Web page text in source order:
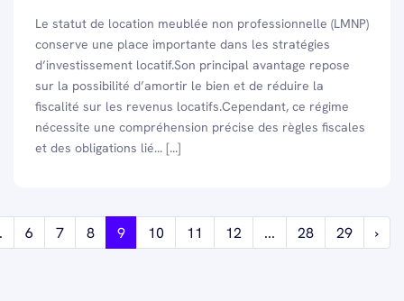
Le statut de location meublée non professionnelle (LMNP)
conserve une place importante dans les stratégies
d’investissement locatif.Son principal avantage repose
sur la possibilité d’amortir le bien et de réduire la
fiscalité sur les revenus locatifs.Cependant, ce régime
nécessite une compréhension précise des règles fiscales
et des obligations lié... [...]
6 7 8 9 10 11 12 ... 28 29 ›